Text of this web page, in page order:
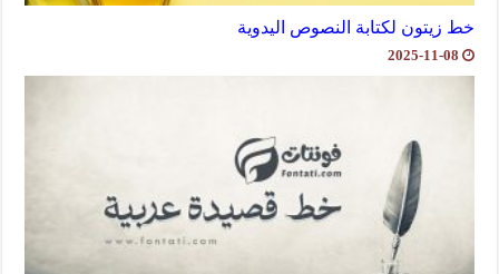
خط زيتون لكتابة النصوص اليدوية
2025-11-08